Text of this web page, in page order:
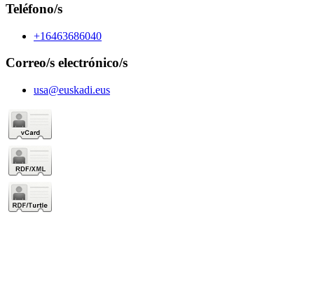
Teléfono/s
+16463686040
Correo/s electrónico/s
usa@euskadi.eus